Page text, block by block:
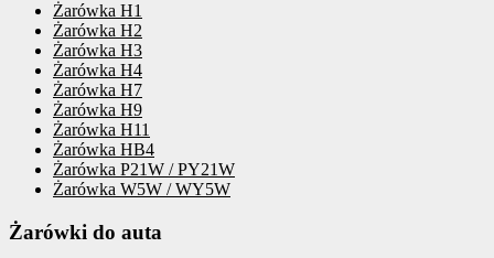
Żarówka H1
Żarówka H2
Żarówka H3
Żarówka H4
Żarówka H7
Żarówka H9
Żarówka H11
Żarówka HB4
Żarówka P21W / PY21W
Żarówka W5W / WY5W
Żarówki do auta